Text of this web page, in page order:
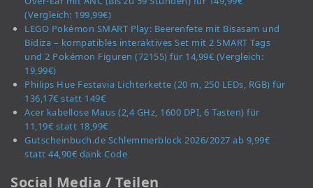
(Vergleich: 199,99€)
LEGO Pokémon SMART Play: Beerenfete mit Bisasam und
Bidiza – kompatibles interaktives Set mit 2 SMART Tags
und 2 Pokémon Figuren (72155) für 14,99€ (Vergleich:
19,99€)
Philips Hue Festavia Lichterkette (20 m, 250 LEDs, RGB) für
136,17€ statt 149€
Acer kabellose Maus (2,4 GHz, 1600 DPI, 6 Tasten) für
11,19€ statt 18,99€
Gutscheinbuch.de Schlemmerblock 2026/2027 ab 9,99€
statt 44,90€ dank Code
Social Media / Teilen